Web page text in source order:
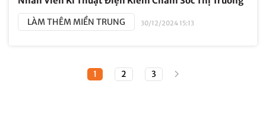
LÀM THÊM MIỀN TRUNG 30/12/2024 15:13
1 2 3